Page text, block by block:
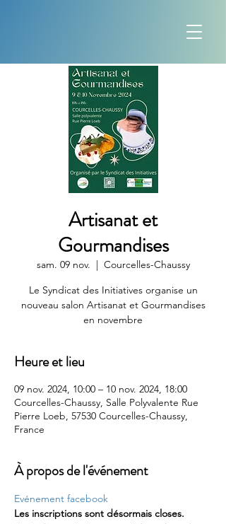
Artisanat et
Gourmandises
sam. 09 nov.
  |
Courcelles-Chaussy
Le Syndicat des Initiatives organise un
nouveau salon Artisanat et Gourmandises
en novembre
Heure et lieu
09 nov. 2024, 10:00 – 10 nov. 2024, 18:00
Courcelles-Chaussy, Salle Polyvalente Rue
Pierre Loeb, 57530 Courcelles-Chaussy,
France
À propos de l'événement
Evénement facebook
Les inscriptions sont désormais closes.